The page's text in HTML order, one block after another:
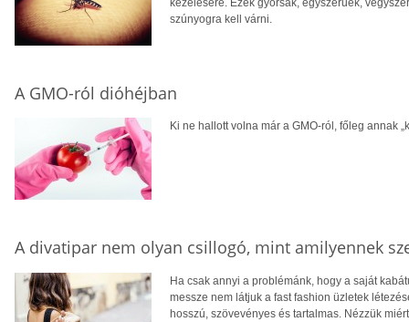
szúnyogra kell várni.
A GMO-ról dióhéjban
Ki ne hallott volna már a GMO-ról, főleg annak
A divatipar nem olyan csillogó, mint amilyennek
Ha csak annyi a problémánk, hogy a saját
messze nem látjuk a fast fashion üzletek
hosszú, szövevényes és tartalmas. Nézzük